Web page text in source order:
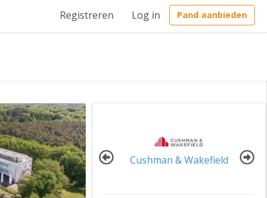
Registreren Log in Pand aanbieden
Cushman & Wakefield